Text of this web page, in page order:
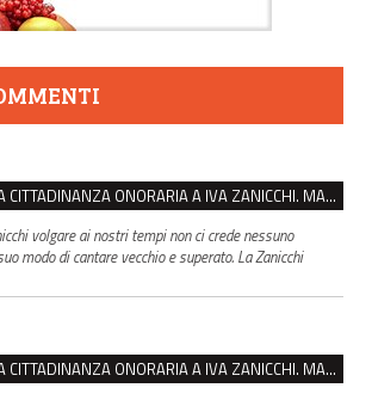
VENTASSO, SÌ ALLA CITTADINANZA ONORARIA A IVA ZANICCHI. MA BARGIACCHI: “È DI PESSIMO GUSTO”
volgare ai nostri tempi non ci crede nessuno
modo di cantare vecchio e superato. La Zanicchi
VENTASSO, SÌ ALLA CITTADINANZA ONORARIA A IVA ZANICCHI. MA BARGIACCHI: “È DI PESSIMO GUSTO”